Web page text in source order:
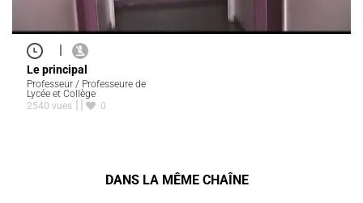
|
Le principal
Professeur / Professeure de
Lycée et Collège
2540 vues
0
DANS LA MÊME CHAÎNE